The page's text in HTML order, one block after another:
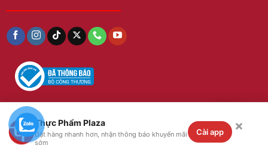
Copyright 2026 © thucphamplaza. All Rights
Thực Phẩm Plaza
Đặt hàng nhanh hơn, nhận thông báo khuyến mãi
sớm
Cài app ×